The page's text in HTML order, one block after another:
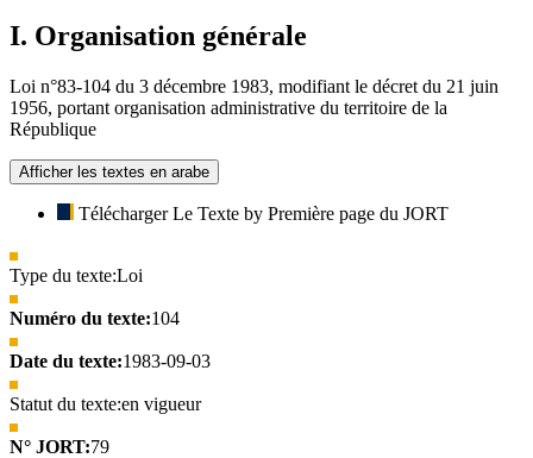
I. Organisation générale
Loi n°83-104 du 3 décembre 1983, modifiant le décret du 21 juin
1956, portant organisation administrative du territoire de la
République
Afficher les textes en arabe
Télécharger Le Texte by Première page du JORT
Type du texte:Loi
Numéro du texte:104
Date du texte:1983-09-03
Statut du texte:en vigueur
N° JORT:79